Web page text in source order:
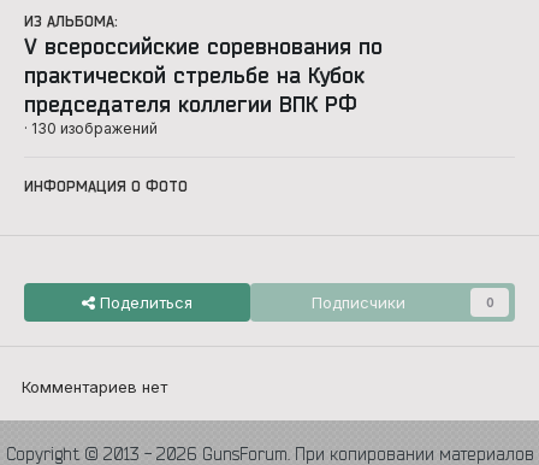
ИЗ АЛЬБОМА:
V всероссийские соревнования по
практической стрельбе на Кубок
председателя коллегии ВПК РФ
· 130 изображений
ИНФОРМАЦИЯ О ФОТО
Поделиться Подписчики 0
Комментариев нет
Copyright © 2013 - 2026 GunsForum. При копировании материалов